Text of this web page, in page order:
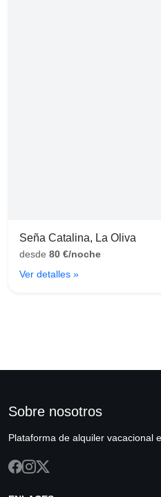
Seña Catalina, La Oliva
desde 80 €/noche
Ver detalles »
Sobre nosotros
Plataforma de alquiler vacacional